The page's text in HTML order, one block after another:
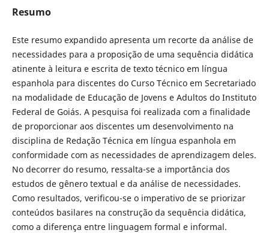
Resumo
Este resumo expandido apresenta um recorte da análise de
necessidades para a proposição de uma sequência didática
atinente à leitura e escrita de texto técnico em língua
espanhola para discentes do Curso Técnico em Secretariado
na modalidade de Educação de Jovens e Adultos do Instituto
Federal de Goiás. A pesquisa foi realizada com a finalidade
de proporcionar aos discentes um desenvolvimento na
disciplina de Redação Técnica em língua espanhola em
conformidade com as necessidades de aprendizagem deles.
No decorrer do resumo, ressalta-se a importância dos
estudos de gênero textual e da análise de necessidades.
Como resultados, verificou-se o imperativo de se priorizar
conteúdos basilares na construção da sequência didática,
como a diferença entre linguagem formal e informal.